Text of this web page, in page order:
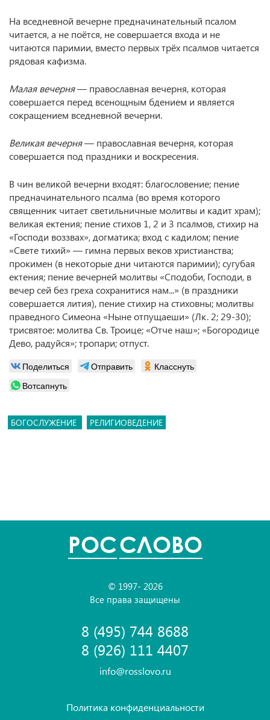
На вседневной вечерне предначинательный псалом
читается, а не поётся, не совершается входа и не
читаются паримии, вместо первых трёх псалмов читается
рядовая кафизма.
Малая вечерня— православная вечерня, которая
совершается перед всенощным бдением и является
сокращением вседневной вечерни.
Великая вечерня— православная вечерня, которая
совершается под праздники и воскресения.
В чин великой вечерни входят: благословение; пение
предначинательного псалма (во время которого
священник читает светильничные молитвы и кадит храм);
великая ектения; пение стихов 1, 2 и 3 псалмов, стихир на
«Господи воззвах», догматика; вход с кадилом; пение
«Свете тихий» — гимна первых веков христианства;
прокимен (в некоторые дни читаются паримии); сугубая
ектения; пение вечерней молитвы «Сподоби, Господи, в
вечер сей без греха сохранитися нам...» (в праздники
совершается лития), пение стихир на стиховны; молитвы
праведного Симеона «Ныне отпущаеши» (Лк. 2; 29-30);
трисвятое: молитва Св. Троице; «Отче наш»; «Богородице
Дево, радуйся»; тропари; отпуст.
Поделиться Отправить
Класснуть
Вотсапнуть
БОГОСЛУЖЕНИЕ РЕЛИГИОВЕДЕНИЕ
POCСЛОВО
© 1997- 2026
Все права защищены
8 (495) 744 8688
8 (926) 111 4407
info@rosslovo.ru
Политика конфиденциальности